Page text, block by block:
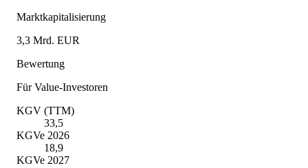
Marktkapitalisierung
3,3 Mrd. EUR
Bewertung
Für Value-Investoren
KGV (TTM)
33,5
KGVe 2026
18,9
KGVe 2027